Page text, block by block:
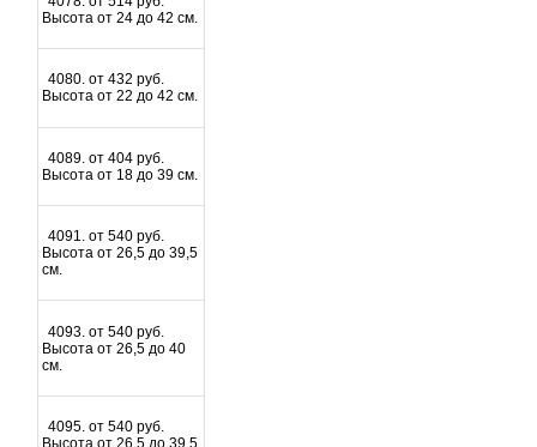
Высота от 24 до 42 см.
4080. от 432 руб.
Высота от 22 до 42 см.
4089. от 404 руб.
Высота от 18 до 39 см.
4091. от 540 руб.
Высота от 26,5 до 39,5
см.
4093. от 540 руб.
Высота от 26,5 до 40
см.
4095. от 540 руб.
Высота от 26,5 до 39,5